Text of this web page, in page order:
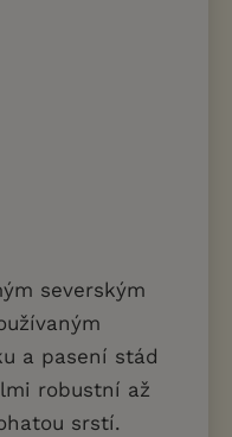
severským
a pasení stád
robustní až
srstí.